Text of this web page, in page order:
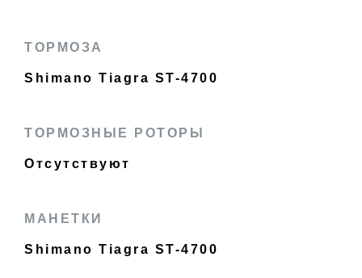
ТОРМОЗА
Shimano Tiagra ST-4700
ТОРМОЗНЫЕ РОТОРЫ
Отсутствуют
МАНЕТКИ
Shimano Tiagra ST-4700